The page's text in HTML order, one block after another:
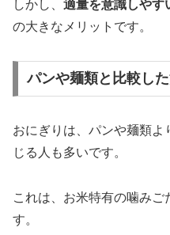
しかし、 適量を意識しやす
の大きなメリットです。
パンや麺類と比較し
おにぎりは、パンや麺類
じる人も多いです。
これは、お米特有の噛みご
す。